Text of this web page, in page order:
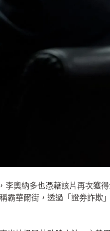
李奧納多也憑藉該片再次獲
霸華爾街，透過「證券詐欺」